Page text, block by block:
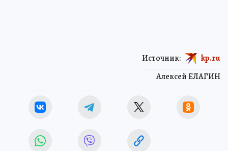
Алексей ЕЛАГИН
Источник: kp.ru